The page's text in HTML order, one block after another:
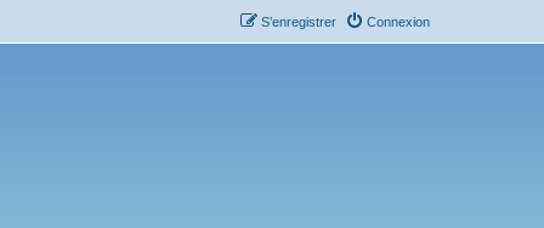
Connexion
S’enregistrer